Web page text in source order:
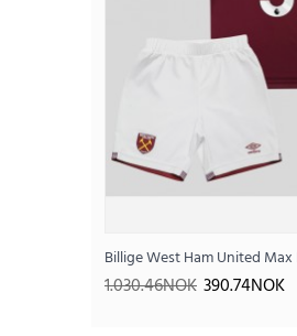
Billige West Ham United
1.030.46NOK 390.74NOK